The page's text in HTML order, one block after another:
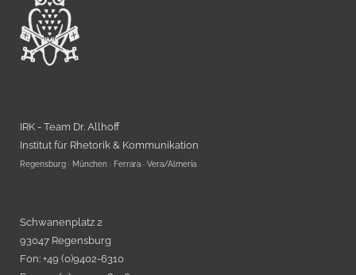
IRK - Team Dr. Allhoff
Institut für Rhetorik & Kommunikation
Regensburg · München · Ferrara · Vera/Almería
Schwanenplatz 2
93047 Regensburg
Fon: +49 (0)9402-6310